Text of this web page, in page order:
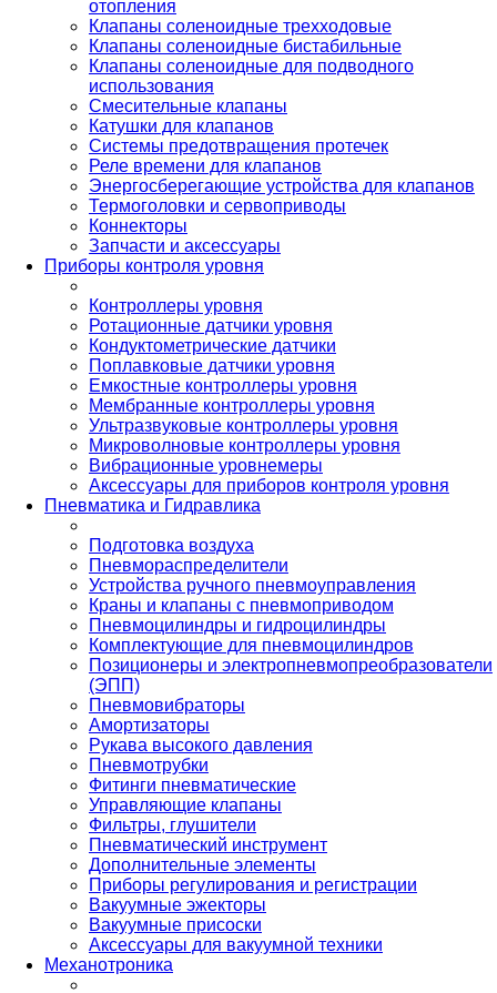
отопления
Клапаны соленоидные трехходовые
Клапаны соленоидные бистабильные
Клапаны соленоидные для подводного
использования
Смесительные клапаны
Катушки для клапанов
Системы предотвращения протечек
Реле времени для клапанов
Энергосберегающие устройства для клапанов
Термоголовки и сервоприводы
Коннекторы
Запчасти и аксессуары
Приборы контроля уровня
Контроллеры уровня
Ротационные датчики уровня
Кондуктометрические датчики
Поплавковые датчики уровня
Емкостные контроллеры уровня
Мембранные контроллеры уровня
Ультразвуковые контроллеры уровня
Микроволновые контроллеры уровня
Вибрационные уровнемеры
Аксессуары для приборов контроля уровня
Пневматика и Гидравлика
Подготовка воздуха
Пневмораспределители
Устройства ручного пневмоуправления
Краны и клапаны с пневмоприводом
Пневмоцилиндры и гидроцилиндры
Комплектующие для пневмоцилиндров
Позиционеры и электропневмопреобразователи
(ЭПП)
Пневмовибраторы
Амортизаторы
Рукава высокого давления
Пневмотрубки
Фитинги пневматические
Управляющие клапаны
Фильтры, глушители
Пневматический инструмент
Дополнительные элементы
Приборы регулирования и регистрации
Вакуумные эжекторы
Вакуумные присоски
Аксессуары для вакуумной техники
Механотроника